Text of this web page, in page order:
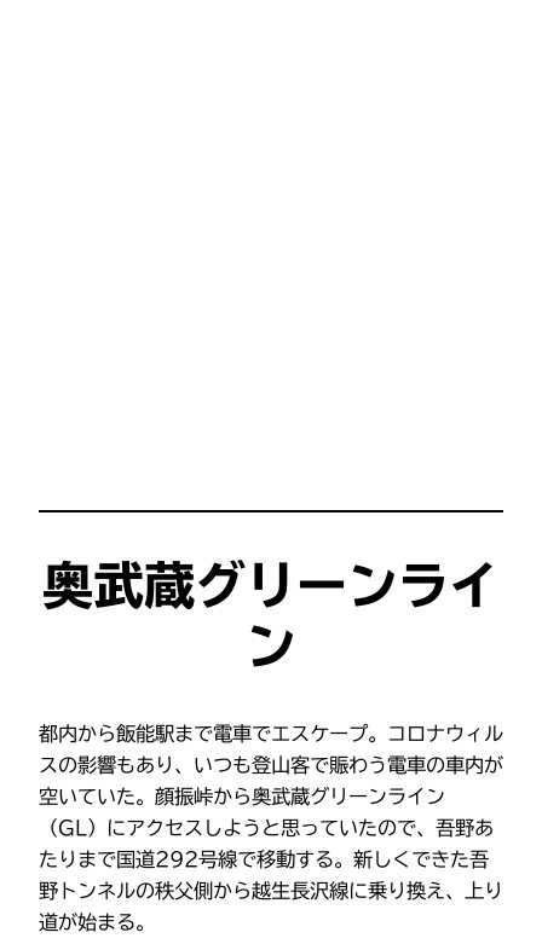
奥武蔵グリーンライ
ン
都内から飯能駅まで電車でエスケープ。コロナウィル
スの影響もあり、いつも登山客で賑わう電車の車内が
空いていた。顔振峠から奥武蔵グリーンライン
（GL）にアクセスしようと思っていたので、吾野あ
たりまで国道292号線で移動する。新しくできた吾
野トンネルの秩父側から越生長沢線に乗り換え、上り
道が始まる。